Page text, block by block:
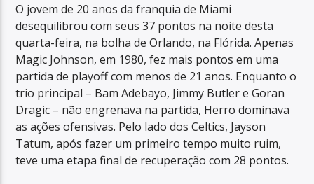
O jovem de 20 anos da franquia de Miami
desequilibrou com seus 37 pontos na noite desta
quarta-feira, na bolha de Orlando, na Flórida. Apenas
Magic Johnson, em 1980, fez mais pontos em uma
partida de playoff com menos de 21 anos. Enquanto o
trio principal – Bam Adebayo, Jimmy Butler e Goran
Dragic – não engrenava na partida, Herro dominava
as ações ofensivas. Pelo lado dos Celtics, Jayson
Tatum, após fazer um primeiro tempo muito ruim,
teve uma etapa final de recuperação com 28 pontos.